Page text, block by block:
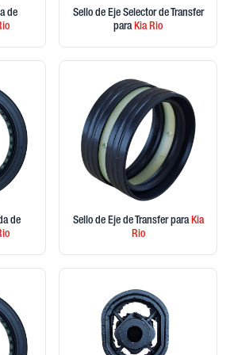
de
Sello de Eje Selector de Transfer
paraKiaRio
de
Sello de Eje de Transfer paraKia
Rio